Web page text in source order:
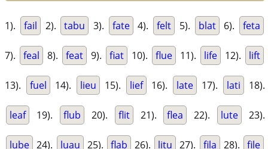
1). fail 2). tabu 3). fate 4). felt 5). blat 6). feta
7). feal 8). feat 9). fiat 10). flue 11). life 12). lift
13). fuel 14). lieu 15). lief 16). late 17). lati 18).
leaf 19). flub 20). flit 21). flea 22). lute 23).
lube 24). luau 25). flab 26). litu 27). fila 28). file